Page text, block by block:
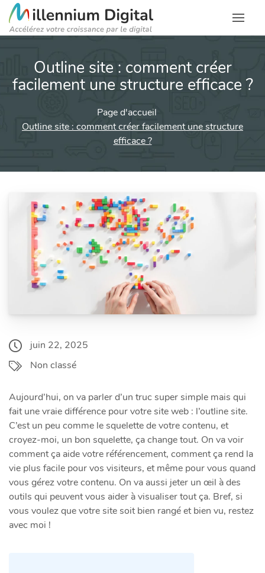
Outline site : comment créer
facilement une structure efficace ?
Page d'accueil
Outline site : comment créer facilement une structure
efficace ?
juin 22, 2025
Non classé
Aujourd’hui, on va parler d’un truc super simple mais qui
fait une vraie différence pour votre site web : l’outline site.
C’est un peu comme le squelette de votre contenu, et
croyez-moi, un bon squelette, ça change tout. On va voir
comment ça aide votre référencement, comment ça rend la
vie plus facile pour vos visiteurs, et même pour vous quand
vous gérez votre contenu. On va aussi jeter un œil à des
outils qui peuvent vous aider à visualiser tout ça. Bref, si
vous voulez que votre site soit bien rangé et bien vu, restez
avec moi !